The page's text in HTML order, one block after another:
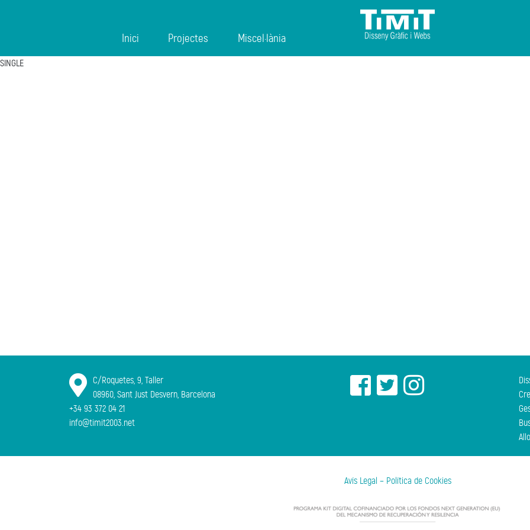
Inici Projectes Miscel·lània
SINGLE
C/Roquetes, 9, Taller
08960, Sant Just Desvern, Barcelona
+34 93 372 04 21
info@timit2003.net
Avís Legal – Política de Cookies